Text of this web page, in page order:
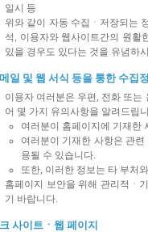
일시 등
위와 같이 자동 수집ㆍ저장되는
석, 이용자와 웹사이트간의 원활
있을 경우도 있다는 것을 유념하
일 및 웹 서식 등을 통한 수집
이용자 여러분은 우편, 전화 또
어 몇 가지 유의사항을 알려드립
여러분이 홈페이지에 기재한
여러분이 기재한 사항은 관
용될 수 있습니다.
또한, 이러한 정보는 타 부처
홈페이지 보안을 위해 관리적ㆍ
기 바랍니다.
사이트ㆍ웹 페이지